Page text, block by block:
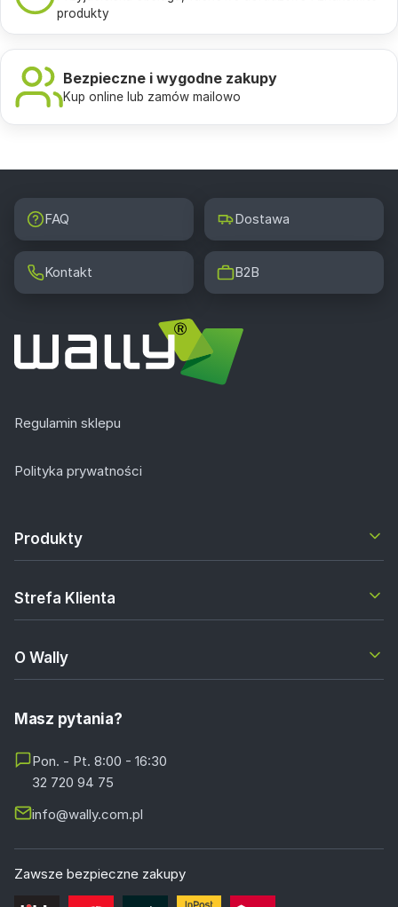
produkty
Bezpieczne i wygodne zakupy
Kup online lub zamów mailowo
FAQ Dostawa
Kontakt B2B
Regulamin sklepu
Polityka prywatności
Produkty
Strefa Klienta
O Wally
Masz pytania?
Pon. - Pt. 8:00 - 16:30
32 720 94 75
info@wally.com.pl
Zawsze bezpieczne zakupy